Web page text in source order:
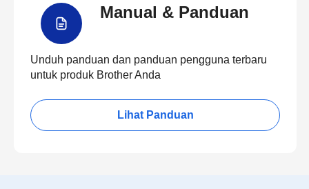
Manual & Panduan
Unduh panduan dan panduan pengguna terbaru
untuk produk Brother Anda
Lihat Panduan